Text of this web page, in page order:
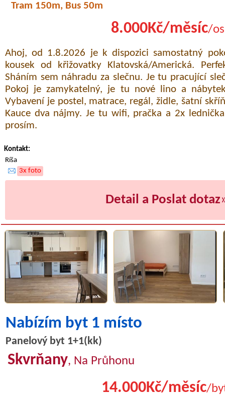
Tram 150m, Bus 50m
8.000Kč/měsíc/
Ahoj, od 1.8.2026 je k dispozici samostatný
kousek od křižovatky Klatovská/Americká.
Sháním sem náhradu za slečnu. Je tu pracující
Pokoj je zamykatelný, je tu nové lino a
Vybavení je postel, matrace, regál, židle, šatní
Kauce dva nájmy. Je tu wifi, pračka a 2x
prosím.
Kontakt:
Ríša
3x foto
Detail a Poslat dotaz
Nabízím byt 1 místo
Panelový byt 1+1(kk)
Skvrňany, Na Průhonu
14.000Kč/měsíc/